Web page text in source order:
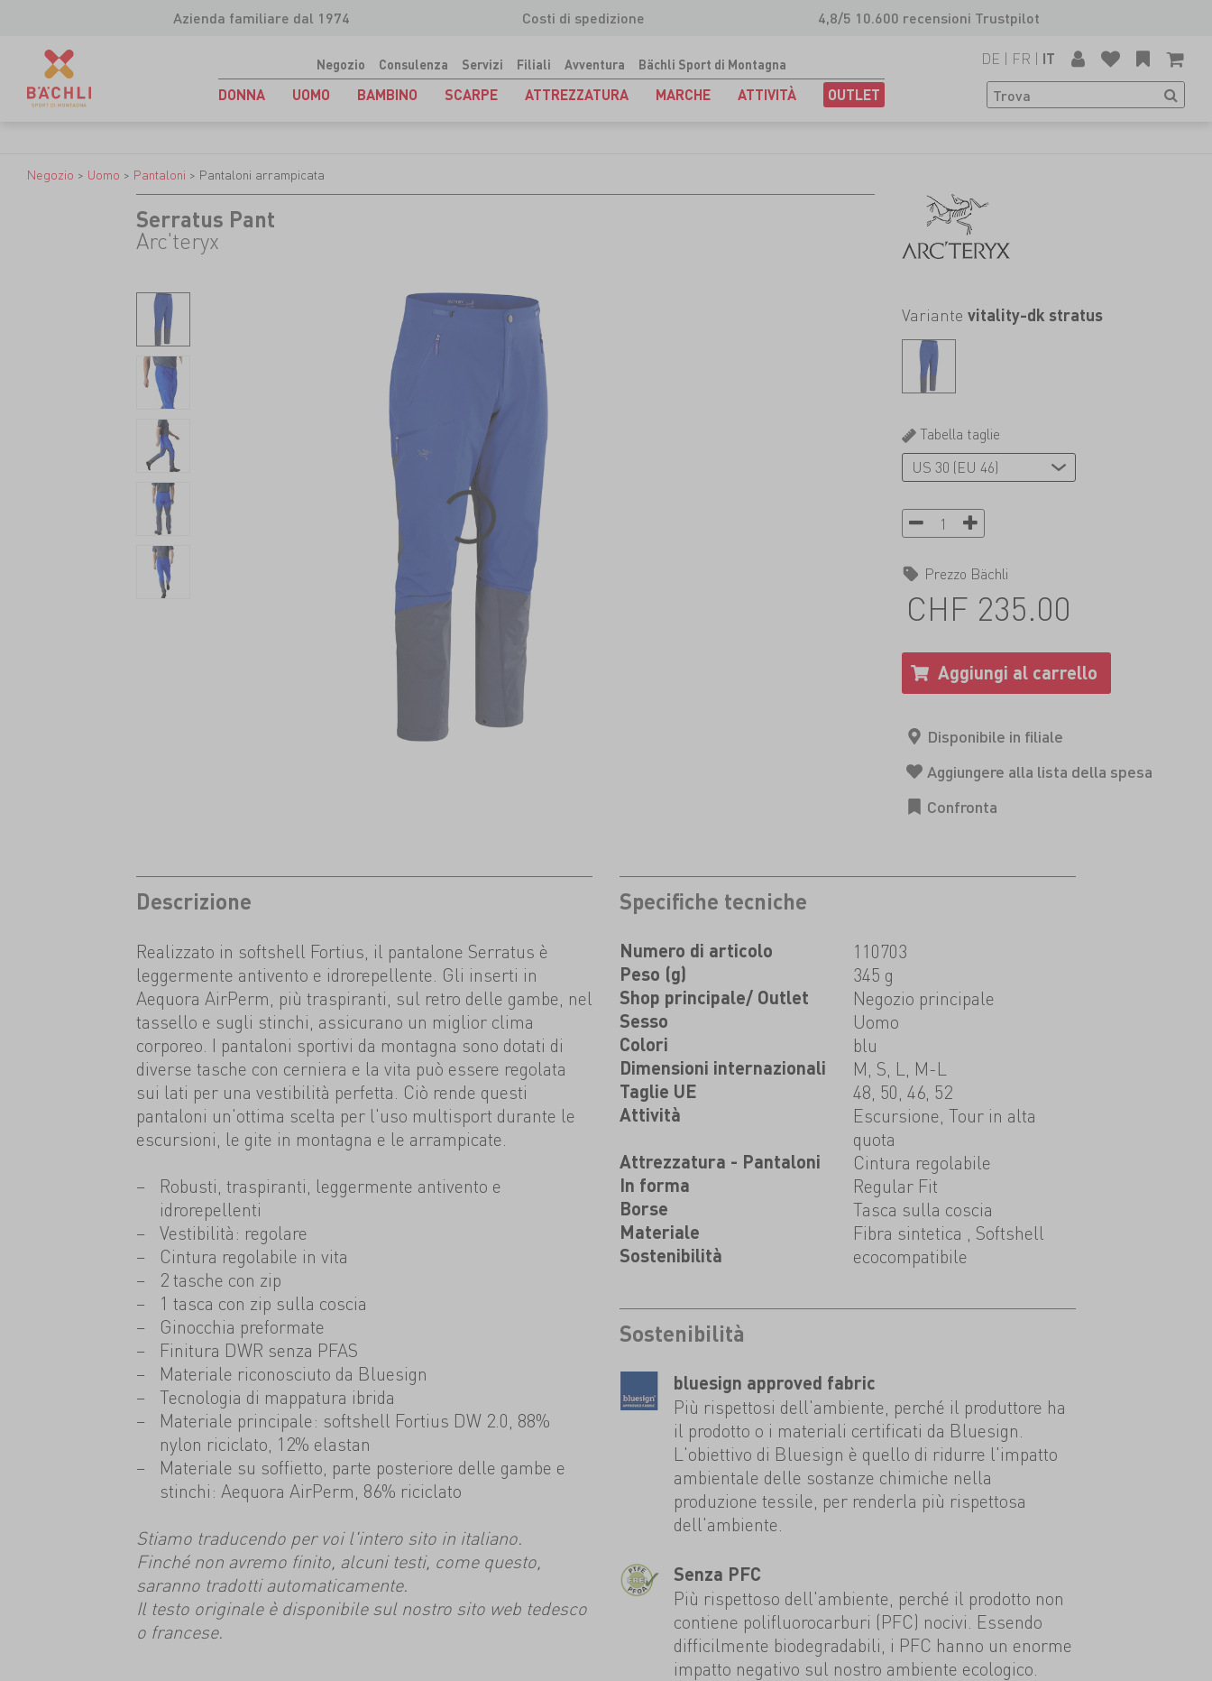
Azienda familiare dal 1974 Costi di spedizione 4,8/5 10.600 recensioni Trustpilot
Negozio Consulenza Servizi Filiali Avventura Bächli Sport di Montagna
DONNA UOMO BAMBINO SCARPE ATTREZZATURA MARCHE ATTIVITÀ OUTLET
DE | FR | IT
Negozio > Uomo > Pantaloni > Pantaloni arrampicata
Serratus Pant
Arc'teryx
Variante vitality-dk stratus
Tabella taglie
Prezzo Bächli
CHF 235.00
Descrizione
Realizzato in softshell Fortius, il pantalone Serratus è
leggermente antivento e idrorepellente. Gli inserti in
Aequora AirPerm, più traspiranti, sul retro delle gambe, nel
tassello e sugli stinchi, assicurano un miglior clima
corporeo. I pantaloni sportivi da montagna sono dotati di
diverse tasche con cerniera e la vita può essere regolata
sui lati per una vestibilità perfetta. Ciò rende questi
pantaloni un'ottima scelta per l'uso multisport durante le
escursioni, le gite in montagna e le arrampicate.
Robusti, traspiranti, leggermente antivento e
idrorepellenti
Vestibilità: regolare
Cintura regolabile in vita
2 tasche con zip
1 tasca con zip sulla coscia
Ginocchia preformate
Finitura DWR senza PFAS
Materiale riconosciuto da Bluesign
Tecnologia di mappatura ibrida
Materiale principale: softshell Fortius DW 2.0, 88%
nylon riciclato, 12% elastan
Materiale su soffietto, parte posteriore delle gambe e
stinchi: Aequora AirPerm, 86% riciclato
Stiamo traducendo per voi l'intero sito in italiano.
Finché non avremo finito, alcuni testi, come questo,
saranno tradotti automaticamente.
Il testo originale è disponibile sul nostro sito web tedesco
o francese.
Specifiche tecniche
Numero di articolo 110703
Peso (g) 345 g
Shop principale/ Outlet Negozio principale
Sesso Uomo
Colori blu
Dimensioni internazionali M, S, L, M-L
Taglie UE 48, 50, 46, 52
Attività
Escursione, Tour in alta
quota
Attrezzatura - Pantaloni Cintura regolabile
In forma Regular Fit
Borse Tasca sulla coscia
Materiale Fibra sintetica , Softshell
Sostenibilità ecocompatibile
Sostenibilità
bluesign approved fabric
Più rispettosi dell'ambiente, perché il produttore ha
il prodotto o i materiali certificati da Bluesign.
L'obiettivo di Bluesign è quello di ridurre l'impatto
ambientale delle sostanze chimiche nella
produzione tessile, per renderla più rispettosa
dell'ambiente.
Senza PFC
Più rispettoso dell'ambiente, perché il prodotto non
contiene polifluorocarburi (PFC) nocivi. Essendo
difficilmente biodegradabili, i PFC hanno un enorme
impatto negativo sul nostro ambiente ecologico.